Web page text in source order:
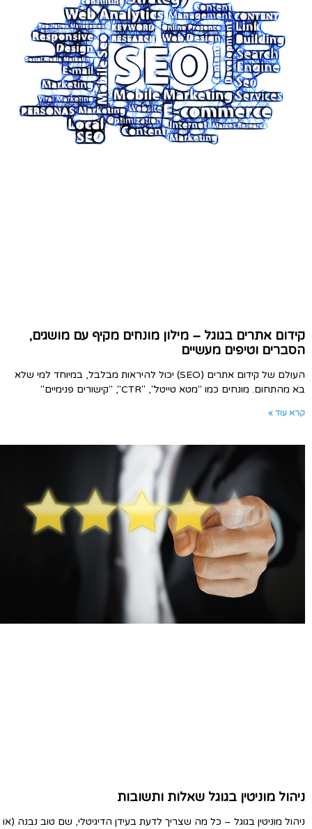
קידום אתרים בגוגל – מילון מונחים מקיף עם מושגים,
הסברים וטיפים מעשיים
העולם של קידום אתרים (SEO) יכול להיראות מבלבל, במיוחד למי שלא
בא מהתחום. מונחים כמו "מטא טייטל", "CTR", "קישורים פנימיים"
קרא עוד »
ניהול מוניטין בגוגל שאלות ותשובות
ניהול מוניטין בגוגל – כל מה שצריך לדעת בעידן הדיגיטלי, שם טוב נבנה (או